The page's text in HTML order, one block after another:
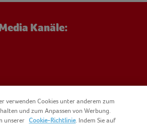
Kanäle:
verwenden Cookies unter anderem zum
und zum Anpassen von Werbung.
unserer Cookie-Richtlinie. Indem Sie auf